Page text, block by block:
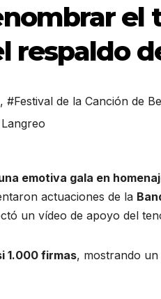
el
respaldo
, #Festival de la Canción de
emotiva gala en
actuaciones de la
un vídeo de apoyo del
1.000 firmas, mostrando